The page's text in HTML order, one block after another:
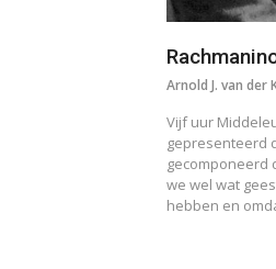
Arnold J. van der
Vijf uur
gepresenteerd
gecomponeerd
we wel wat
hebben en